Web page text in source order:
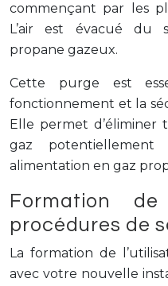
commençant par les
L’air est évacué du
propane gazeux.
Cette purge est
fonctionnement et la
Elle permet d’éliminer
gaz
alimentation en gaz
Formation
procédures de
La formation de
avec votre nouvelle